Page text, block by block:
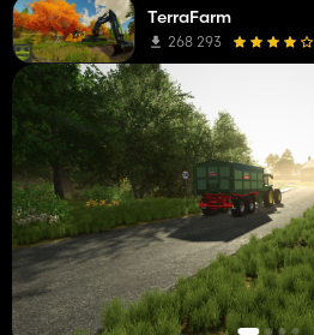
TerraFarm
268 293